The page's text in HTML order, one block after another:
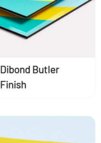
Dibond Butler
Finish